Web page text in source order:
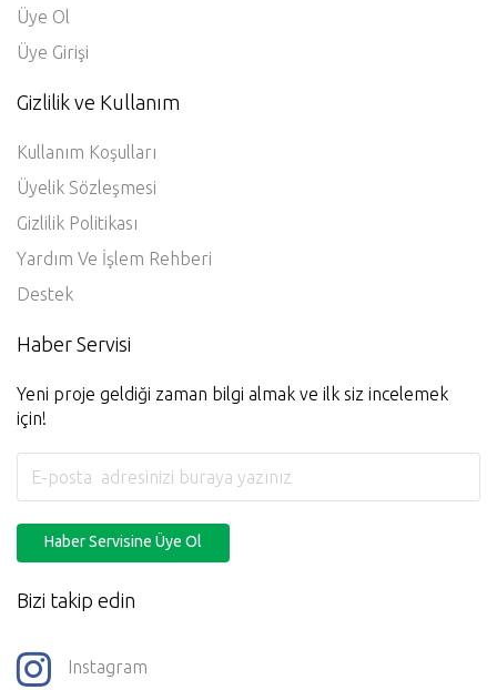
Sık Sorulan Sorular
İletişim / Destek
Üye Ol
Gizlilik ve Kullanım
Kullanım Koşulları
Üyelik Sözleşmesi
Gizlilik Politikası
Yardım Ve İşlem Rehberi
Haber Servisi
Yeni proje geldiği zaman bilgi almak ve ilk siz incelemek
için!
Bizi takip edin